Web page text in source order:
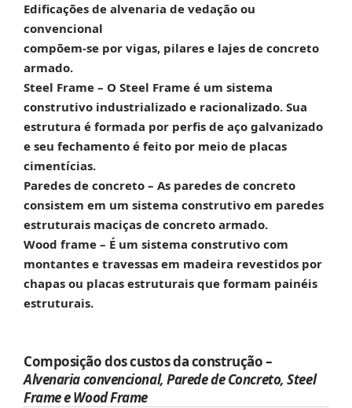
Edificações de alvenaria de vedação ou
convencional
compõem-se por vigas, pilares e lajes de concreto
armado.
Steel Frame – O Steel Frame é um sistema
construtivo industrializado e racionalizado. Sua
estrutura é formada por perfis de aço galvanizado
e seu fechamento é feito por meio de placas
cimentícias.
Paredes de concreto – As paredes de concreto
consistem em um sistema construtivo em paredes
estruturais maciças de concreto armado.
Wood frame – É um sistema construtivo com
montantes e travessas em madeira revestidos por
chapas ou placas estruturais que formam painéis
estruturais.
Composição dos custos da construção –
Alvenaria convencional, Parede de Concreto, Steel
Frame e Wood Frame